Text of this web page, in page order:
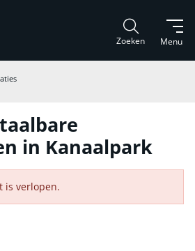
Menu
Zoeken
in Kanaalpark
is verlopen.